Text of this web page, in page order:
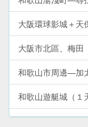
大阪環球影城＋天
大阪市北區、梅田
和歌山市周邊—加
和歌山遊艇城（１
沖繩本島（６天５